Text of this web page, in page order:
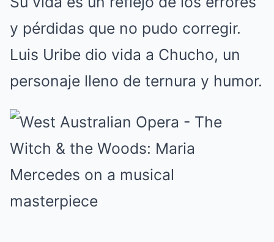
y pérdidas que no pudo corregir.
Luis Uribe dio vida a Chucho, un
personaje lleno de ternura y humor.